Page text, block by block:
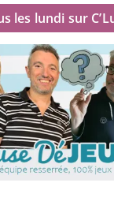
les lundi sur